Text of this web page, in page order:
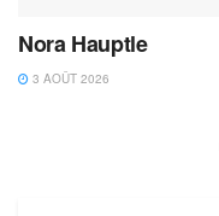
Nora Hauptle
3 AOÛT 2026